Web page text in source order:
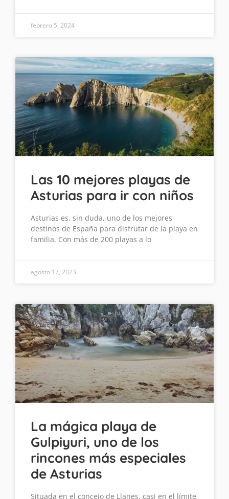
febrero 5, 2024
Las 10 mejores playas de
Asturias para ir con niños
Asturias es, sin duda, uno de los mejores
destinos de España para disfrutar de la playa en
familia. Con más de 200 playas a lo
agosto 17, 2023
La mágica playa de
Gulpiyuri, uno de los
rincones más especiales
de Asturias
Situada en el concejo de Llanes, casi en el límite